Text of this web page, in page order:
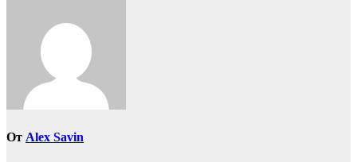
От Alex Savin